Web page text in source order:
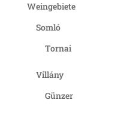
Weingebiete
Somló
Tornai
Villány
Günzer